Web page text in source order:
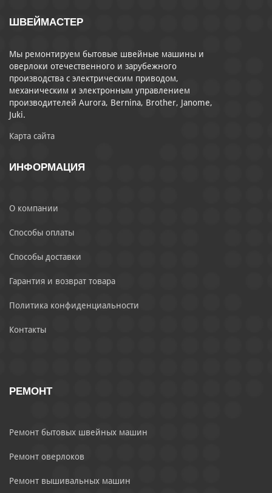
ШВЕЙМАСТЕР
Мы ремонтируем бытовые швейные машины и
оверлоки отечественного и зарубежного
производства с электрическим приводом,
механическим и электронным управлением
производителей Aurora, Bernina, Brother, Janome,
Juki.
Карта сайта
ИНФОРМАЦИЯ
О компании
Способы оплаты
Способы доставки
Гарантия и возврат товара
Политика конфиденциальности
Контакты
РЕМОНТ
Ремонт бытовых швейных машин
Ремонт оверлоков
Ремонт вышивальных машин